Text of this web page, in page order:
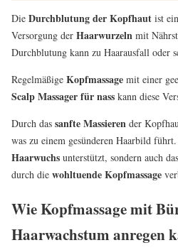
Die Durchblutung der Kopfhaut ist
Versorgung der Haarwurzeln mit
Durchblutung kann zu Haarausfall oder
Regelmäßige Kopfmassage mit einer
Scalp Massager für nass kann diese
Durch das sanfte Massieren der
was zu einem gesünderen Haarbild
Haarwuchs unterstützt, sondern auch
durch die wohltuende Kopfmassage
Wie Kopfmassage mit
Haarwachstum anregen